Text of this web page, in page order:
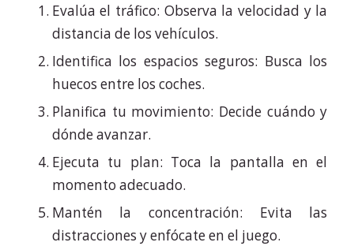
Evalúa el tráfico: Observa la velocidad y la
distancia de los vehículos.
Identifica los espacios seguros: Busca los
huecos entre los coches.
Planifica tu movimiento: Decide cuándo y
dónde avanzar.
Ejecuta tu plan: Toca la pantalla en el
momento adecuado.
Mantén la concentración: Evita las
distracciones y enfócate en el juego.